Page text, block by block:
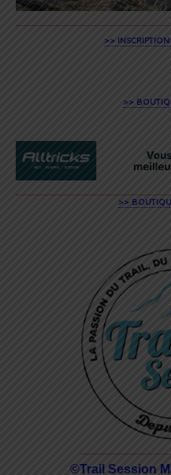
>>
>>
>>
©Trail Session